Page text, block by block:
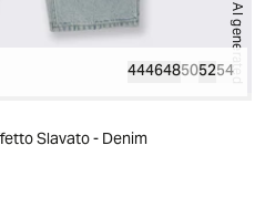
AI generated
444648505254
Slavato - Denim